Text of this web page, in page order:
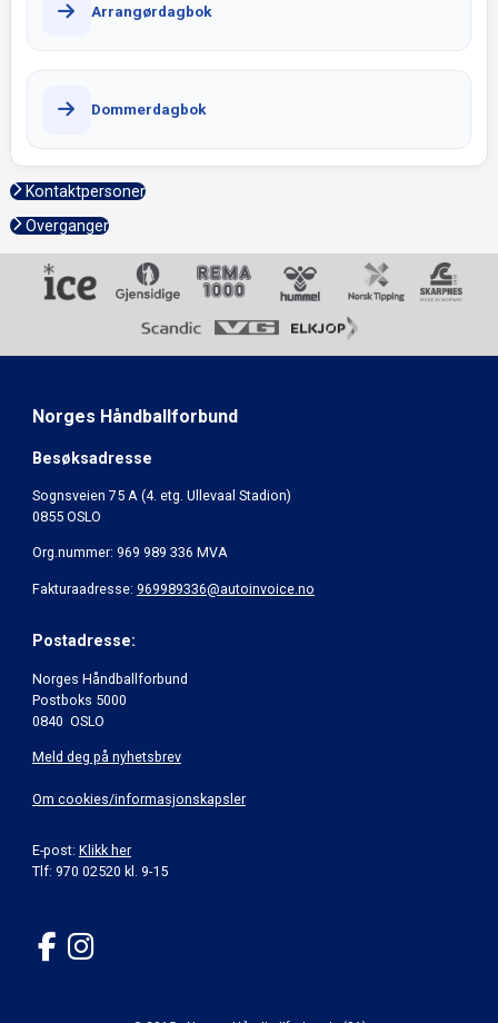
Arrangørdagbok
Dommerdagbok
Kontaktpersoner
Overganger
Norges Håndballforbund
Besøksadresse
Sognsveien 75 A (4. etg. Ullevaal Stadion)
0855 OSLO
Org.nummer: 969 989 336 MVA
Fakturaadresse: 969989336@autoinvoice.no
Postadresse:
Norges Håndballforbund
Postboks 5000
0840 OSLO
Meld deg på nyhetsbrev
Om cookies/informasjonskapsler
E-post: Klikk her
Tlf: 970 02520 kl. 9-15